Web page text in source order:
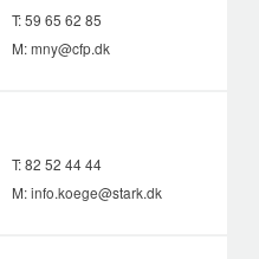
T:59 65 62 85
M:mny@cfp.dk
T:82 52 44 44
M:info.koege@stark.dk